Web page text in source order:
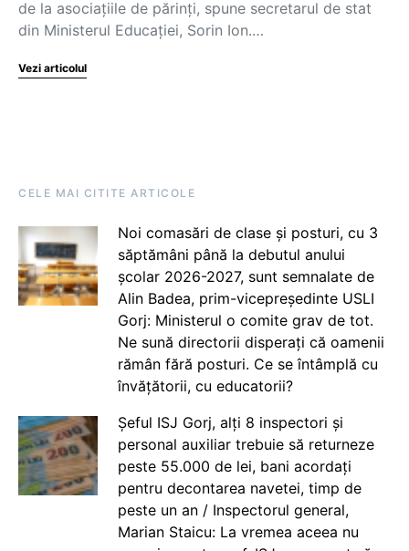
de la asociațiile de părinți, spune secretarul de stat
din Ministerul Educației, Sorin Ion.…
Vezi articolul
CELE MAI CITITE ARTICOLE
Noi comasări de clase și posturi, cu 3
săptămâni până la debutul anului
școlar 2026-2027, sunt semnalate de
Alin Badea, prim-vicepreședinte USLI
Gorj: Ministerul o comite grav de tot.
Ne sună directorii disperați că oamenii
rămân fără posturi. Ce se întâmplă cu
învățătorii, cu educatorii?
Șeful ISJ Gorj, alți 8 inspectori și
personal auxiliar trebuie să returneze
peste 55.000 de lei, bani acordați
pentru decontarea navetei, timp de
peste un an / Inspectorul general,
Marian Staicu: La vremea aceea nu